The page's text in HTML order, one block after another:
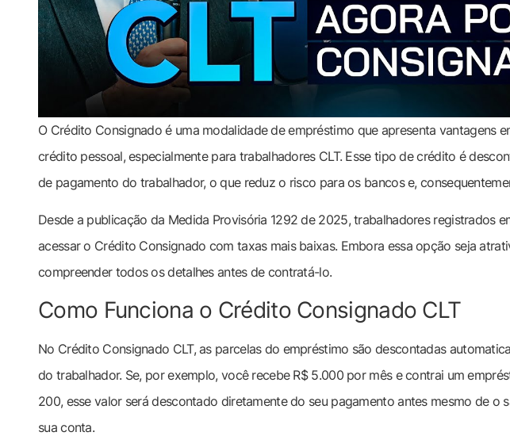
O Crédito Consignado é uma modalidade de empréstimo que apresenta vantagens
crédito pessoal, especialmente para trabalhadores CLT. Esse tipo de crédito é
de pagamento do trabalhador, o que reduz o risco para os bancos e,
Desde a publicação da Medida Provisória 1292 de 2025, trabalhadores registrados
acessar o Crédito Consignado com taxas mais baixas. Embora essa opção seja
compreender todos os detalhes antes de contratá-lo.
Como Funciona o Crédito Consignado CLT
No Crédito Consignado CLT, as parcelas do empréstimo são descontadas
do trabalhador. Se, por exemplo, você recebe R$ 5.000 por mês e contrai um
200, esse valor será descontado diretamente do seu pagamento antes mesmo de o
sua conta.